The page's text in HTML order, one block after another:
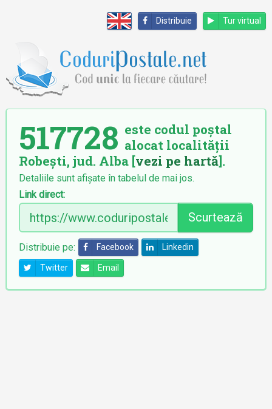
Distribuie Tur virtual
517728 este codul poștal
alocat localității
Robești, jud. Alba [vezi pe hartă].
Detaliile sunt afișate în tabelul de mai jos.
Link direct:
Scurtează
Distribuie pe: Facebook Linkedin
Twitter Email